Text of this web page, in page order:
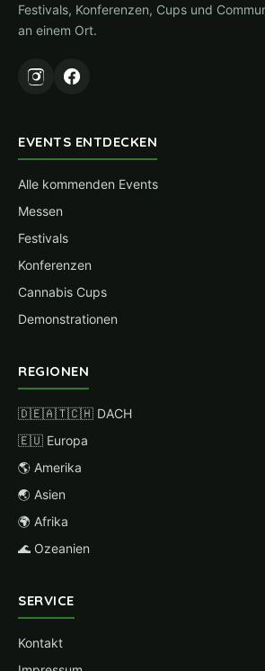
Festivals, Konferenzen, Cups und
an einem Ort.
EVENTS ENTDECKEN
Alle kommenden Events
Messen
Festivals
Konferenzen
Cannabis Cups
Demonstrationen
REGIONEN
🇩🇪🇦🇹🇨🇭 DACH
🇪🇺 Europa
🌎 Amerika
🌏 Asien
🌍 Afrika
🌊 Ozeanien
SERVICE
Kontakt